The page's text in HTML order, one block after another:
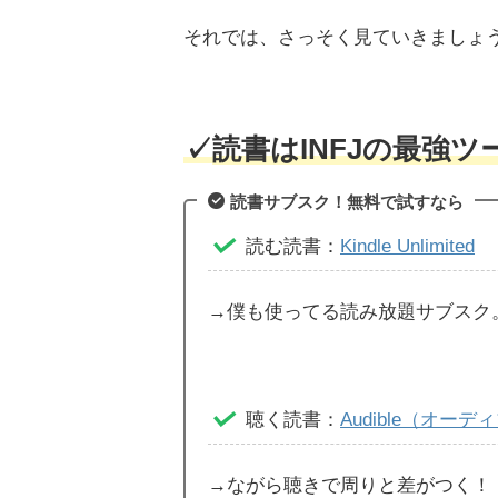
それでは、さっそく見ていきましょ
✓読書はINFJの最強ツ
読書サブスク！無料で試すなら
読む読書： Kindle Unlimited
→僕も使ってる読み放題サブスク
聴く読書： Audible（オーディ
→ながら聴きで周りと差がつく！